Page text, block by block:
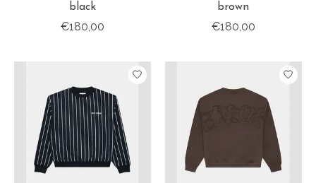
black
€180,00
brown
€180,00